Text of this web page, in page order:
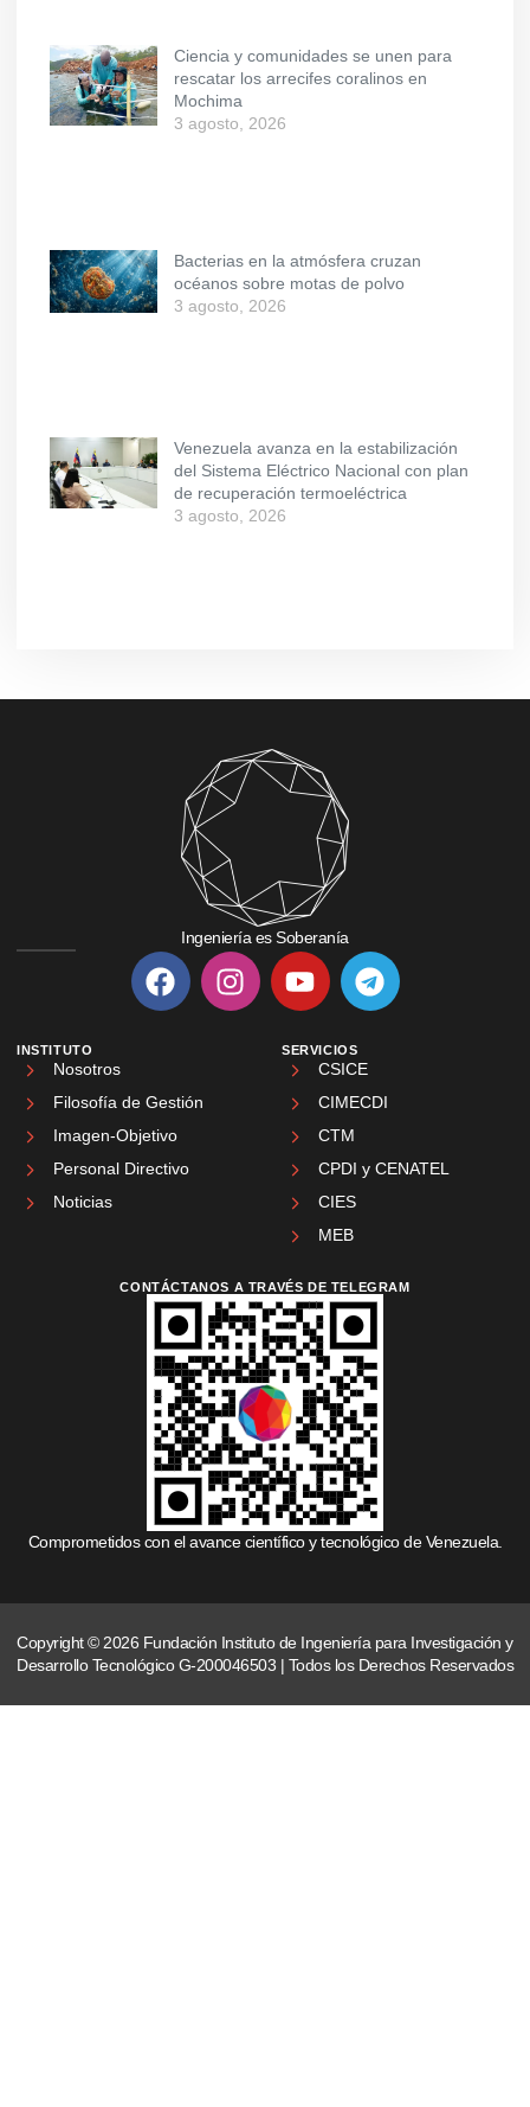
Ciencia y comunidades se unen para
rescatar los arrecifes coralinos en
Mochima
3 agosto, 2026
Bacterias en la atmósfera cruzan
océanos sobre motas de polvo
3 agosto, 2026
Venezuela avanza en la estabilización
del Sistema Eléctrico Nacional con plan
de recuperación termoeléctrica
3 agosto, 2026
Ingeniería es Soberanía
INSTITUTO
Nosotros
Filosofía de Gestión
Imagen-Objetivo
Personal Directivo
Noticias
SERVICIOS
CSICE
CIMECDI
CTM
CPDI y CENATEL
CIES
MEB
CONTÁCTANOS A TRAVÉS DE TELEGRAM
Comprometidos con el avance científico y tecnológico de Venezuela.
Copyright © 2026 Fundación Instituto de Ingeniería para Investigación y
Desarrollo Tecnológico G-200046503 | Todos los Derechos Reservados